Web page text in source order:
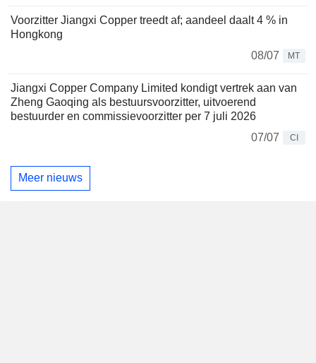
Voorzitter Jiangxi Copper treedt af; aandeel daalt 4 % in
Hongkong
08/07
MT
Jiangxi Copper Company Limited kondigt vertrek aan van
Zheng Gaoqing als bestuursvoorzitter, uitvoerend
bestuurder en commissievoorzitter per 7 juli 2026
07/07
CI
Meer nieuws